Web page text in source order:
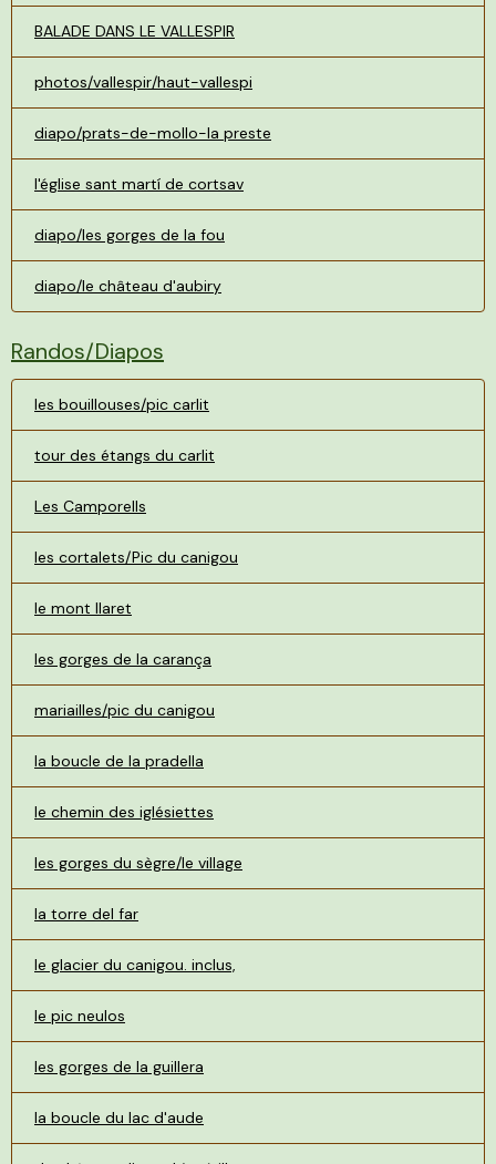
BALADE DANS LE VALLESPIR
photos/vallespir/haut-vallespi
diapo/prats-de-mollo-la preste
l'église sant martí de cortsav
diapo/les gorges de la fou
diapo/le château d'aubiry
Randos/Diapos
les bouillouses/pic carlit
tour des étangs du carlit
Les Camporells
les cortalets/Pic du canigou
le mont llaret
les gorges de la carança
mariailles/pic du canigou
la boucle de la pradella
le chemin des iglésiettes
les gorges du sègre/le village
la torre del far
le glacier du canigou. inclus,
le pic neulos
les gorges de la guillera
la boucle du lac d'aude